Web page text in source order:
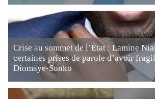
Crise au sommet de l’État : Lamine
certaines prises de parole d’avoir
Diomaye-Sonko